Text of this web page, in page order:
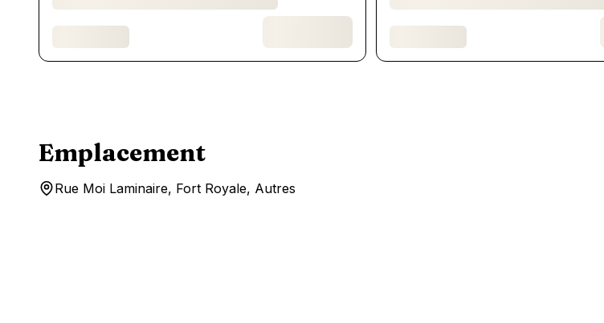
Emplacement
Rue Moi Laminaire, Fort Royale, Autres